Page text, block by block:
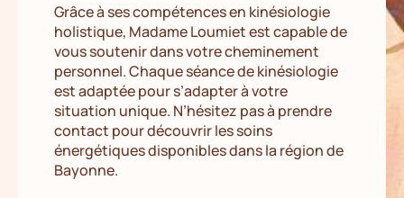
Grâce à ses compétences en kinésiologie
holistique, Madame Loumiet est capable de
vous soutenir dans votre cheminement
personnel. Chaque séance de kinésiologie
est adaptée pour s’adapter à votre
situation unique. N’hésitez pas à prendre
contact pour découvrir les soins
énergétiques disponibles dans la région de
Bayonne.